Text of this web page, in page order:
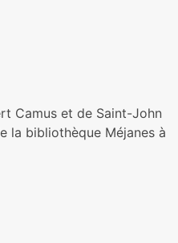
Camus et de Saint-John
la bibliothèque Méjanes à